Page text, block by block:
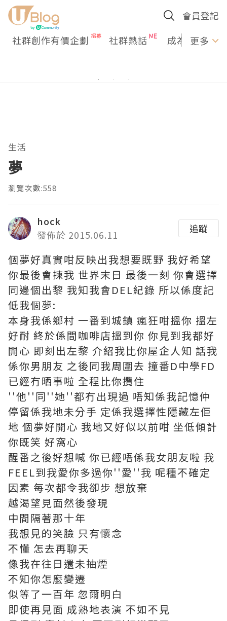
會員登記
社群創作有價企劃 社群熱話 成為U更多
生活
夢
瀏覽次數:558
hock
發佈於 2015.06.11
追蹤
個夢好真實咁反映出我想要既野 我好希望
你最後會揀我 世界末日 最後一刻 你會選擇
同邊個出黎 我知我會DEL紀錄 所以係度記
低我個夢:
本身我係鄉村 一番到城鎮 瘋狂咁搵你 搵左
好耐 終於係間咖啡店搵到你 你見到我都好
開心 即刻出左黎 介紹我比你屋企人知 話我
係你男朋友 之後同我周圍去 撞番D中學FD
已經冇晒事啦 全程比你攬住
''他''同''她''都冇出現過 唔知係我記憶仲
停留係我地未分手 定係我選擇性隱藏左佢
地 個夢好開心 我地又好似以前咁 坐低傾計
你既笑 好窩心
醒番之後好想喊 你已經唔係我女朋友啦 我
FEEL到我愛你多過你''愛''我 呢種不確定
因素 每次都令我卻步 想放棄
越渴望見面然後發現
中間隔著那十年
我想見的笑臉 只有懷念
不懂 怎去再聊天
像我在往日還未抽煙
不知你怎麼變遷
似等了一百年 忽爾明白
即使再見面 成熟地表演 不如不見